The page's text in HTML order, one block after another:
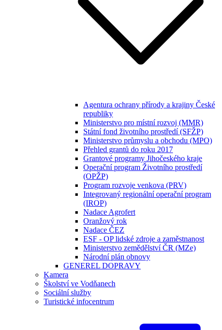
Agentura ochrany přírody a krajiny České
republiky
Ministerstvo pro místní rozvoj (MMR)
Státní fond životního prostředí (SFŽP)
Ministerstvo průmyslu a obchodu (MPO)
Přehled grantů do roku 2017
Grantové programy Jihočeského kraje
Operační program Životního prostředí
(OPŽP)
Program rozvoje venkova (PRV)
Integrovaný regionální operační program
(IROP)
Nadace Agrofert
Oranžový rok
Nadace ČEZ
ESF - OP lidské zdroje a zaměstnanost
Ministerstvo zemědělství ČR (MZe)
Národní plán obnovy
GENEREL DOPRAVY
Kamera
Školství ve Vodňanech
Sociální služby
Turistické infocentrum